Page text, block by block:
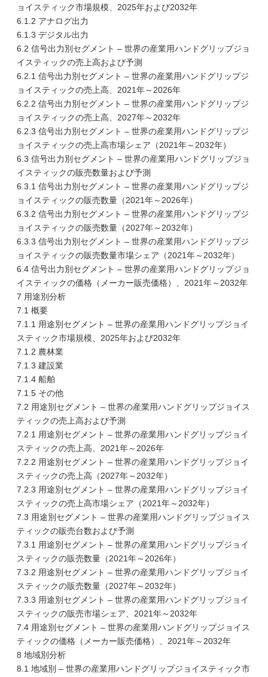
ョイスティック市場規模、2025年および2032年
6.1.2 アナログ出力
6.1.3 デジタル出力
6.2 信号出力別セグメント – 世界の産業用ハンドグリップジョ
イスティックの売上高および予測
6.2.1 信号出力別セグメント – 世界の産業用ハンドグリップジ
ョイスティックの売上高、2021年～2026年
6.2.2 信号出力別セグメント – 世界の産業用ハンドグリップジ
ョイスティックの売上高、2027年～2032年
6.2.3 信号出力別セグメント – 世界の産業用ハンドグリップジ
ョイスティックの売上高市場シェア（2021年～2032年）
6.3 信号出力別セグメント – 世界の産業用ハンドグリップジョ
イスティックの販売数量および予測
6.3.1 信号出力別セグメント – 世界の産業用ハンドグリップジ
ョイスティックの販売数量（2021年～2026年）
6.3.2 信号出力別セグメント – 世界の産業用ハンドグリップジ
ョイスティックの販売数量（2027年～2032年）
6.3.3 信号出力別セグメント – 世界の産業用ハンドグリップジ
ョイスティックの販売数量市場シェア（2021年～2032年）
6.4 信号出力別セグメント – 世界の産業用ハンドグリップジョ
イスティックの価格（メーカー販売価格）、2021年～2032年
7 用途別分析
7.1 概要
7.1.1 用途別セグメント – 世界の産業用ハンドグリップジョイ
スティック市場規模、2025年および2032年
7.1.2 農林業
7.1.3 建設業
7.1.4 船舶
7.1.5 その他
7.2 用途別セグメント – 世界の産業用ハンドグリップジョイス
ティックの売上高および予測
7.2.1 用途別セグメント – 世界の産業用ハンドグリップジョイ
スティックの売上高、2021年～2026年
7.2.2 用途別セグメント – 世界の産業用ハンドグリップジョイ
スティックの売上高（2027年～2032年）
7.2.3 用途別セグメント – 世界の産業用ハンドグリップジョイ
スティックの売上高市場シェア（2021年～2032年）
7.3 用途別セグメント – 世界の産業用ハンドグリップジョイス
ティックの販売台数および予測
7.3.1 用途別セグメント – 世界の産業用ハンドグリップジョイ
スティックの販売数量（2021年～2026年）
7.3.2 用途別セグメント – 世界の産業用ハンドグリップジョイ
スティックの販売数量（2027年～2032年）
7.3.3 用途別セグメント – 世界の産業用ハンドグリップジョイ
スティックの販売市場シェア、2021年～2032年
7.4 用途別セグメント – 世界の産業用ハンドグリップジョイス
ティックの価格（メーカー販売価格）、2021年～2032年
8 地域別分析
8.1 地域別 – 世界の産業用ハンドグリップジョイスティック市